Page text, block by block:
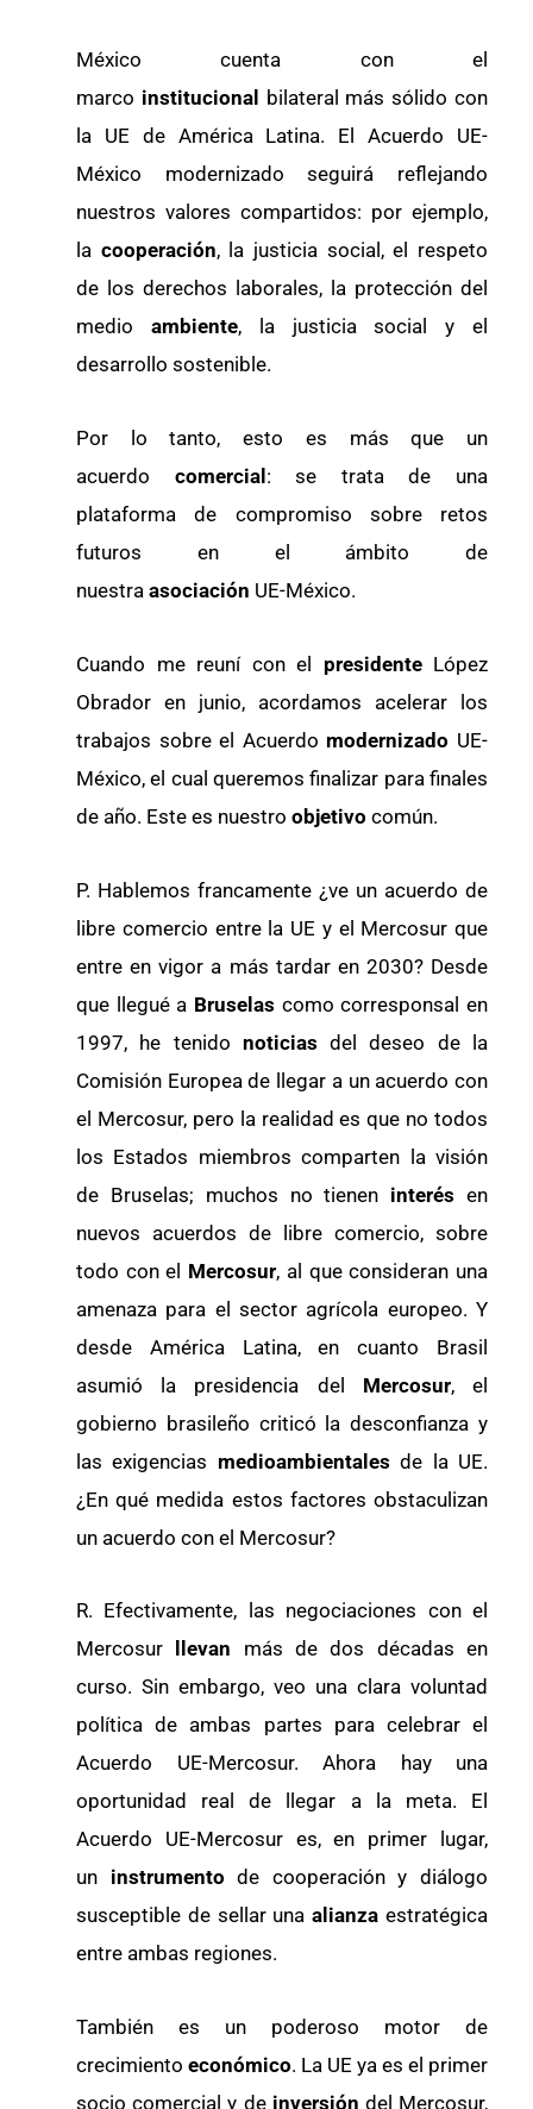
México cuenta con el
marco institucional bilateral más sólido con
la UE de América Latina. El Acuerdo UE-
México modernizado seguirá reflejando
nuestros valores compartidos: por ejemplo,
la cooperación, la justicia social, el respeto
de los derechos laborales, la protección del
medio ambiente, la justicia social y el
desarrollo sostenible.
Por lo tanto, esto es más que un
acuerdo comercial : se trata de una
plataforma de compromiso sobre retos
futuros en el ámbito de
nuestra asociación UE-México.
Cuando me reuní con el presidente López
Obrador en junio, acordamos acelerar los
trabajos sobre el Acuerdo modernizado UE-
México, el cual queremos finalizar para finales
de año. Este es nuestro objetivo común.
P. Hablemos francamente ¿ve un acuerdo de
libre comercio entre la UE y el Mercosur que
entre en vigor a más tardar en 2030? Desde
que llegué a Bruselas como corresponsal en
1997, he tenido noticiasdel deseo de la
Comisión Europea de llegar a un acuerdo con
el Mercosur, pero la realidad es que no todos
los Estados miembros comparten la visión
de Bruselas; muchos no tienen interésen
nuevos acuerdos de libre comercio, sobre
todo con el Mercosur, al que consideran una
amenaza para el sector agrícola europeo. Y
desde América Latina, en cuanto Brasil
asumió la presidencia del Mercosur, el
gobierno brasileño criticó la desconfianza y
las exigencias medioambientalesde la UE.
¿En qué medida estos factores obstaculizan
un acuerdo con el Mercosur?
R. Efectivamente, las negociaciones con el
Mercosur
llevan más de dos décadas en
curso. Sin embargo, veo una clara voluntad
política de ambas partes para celebrar el
Acuerdo UE-Mercosur. Ahora hay una
oportunidad real de llegar a la meta. El
Acuerdo UE-Mercosur es, en primer lugar,
un instrumentode cooperación y diálogo
susceptible de sellar unaalianzaestratégica
entre ambas regiones.
También es un poderoso motor de
crecimiento económico. La UE ya es el primer
socio comercial y de inversión del Mercosur,